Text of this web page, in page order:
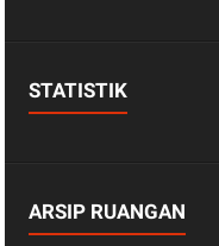
STATISTIK
ARSIP RUANGAN